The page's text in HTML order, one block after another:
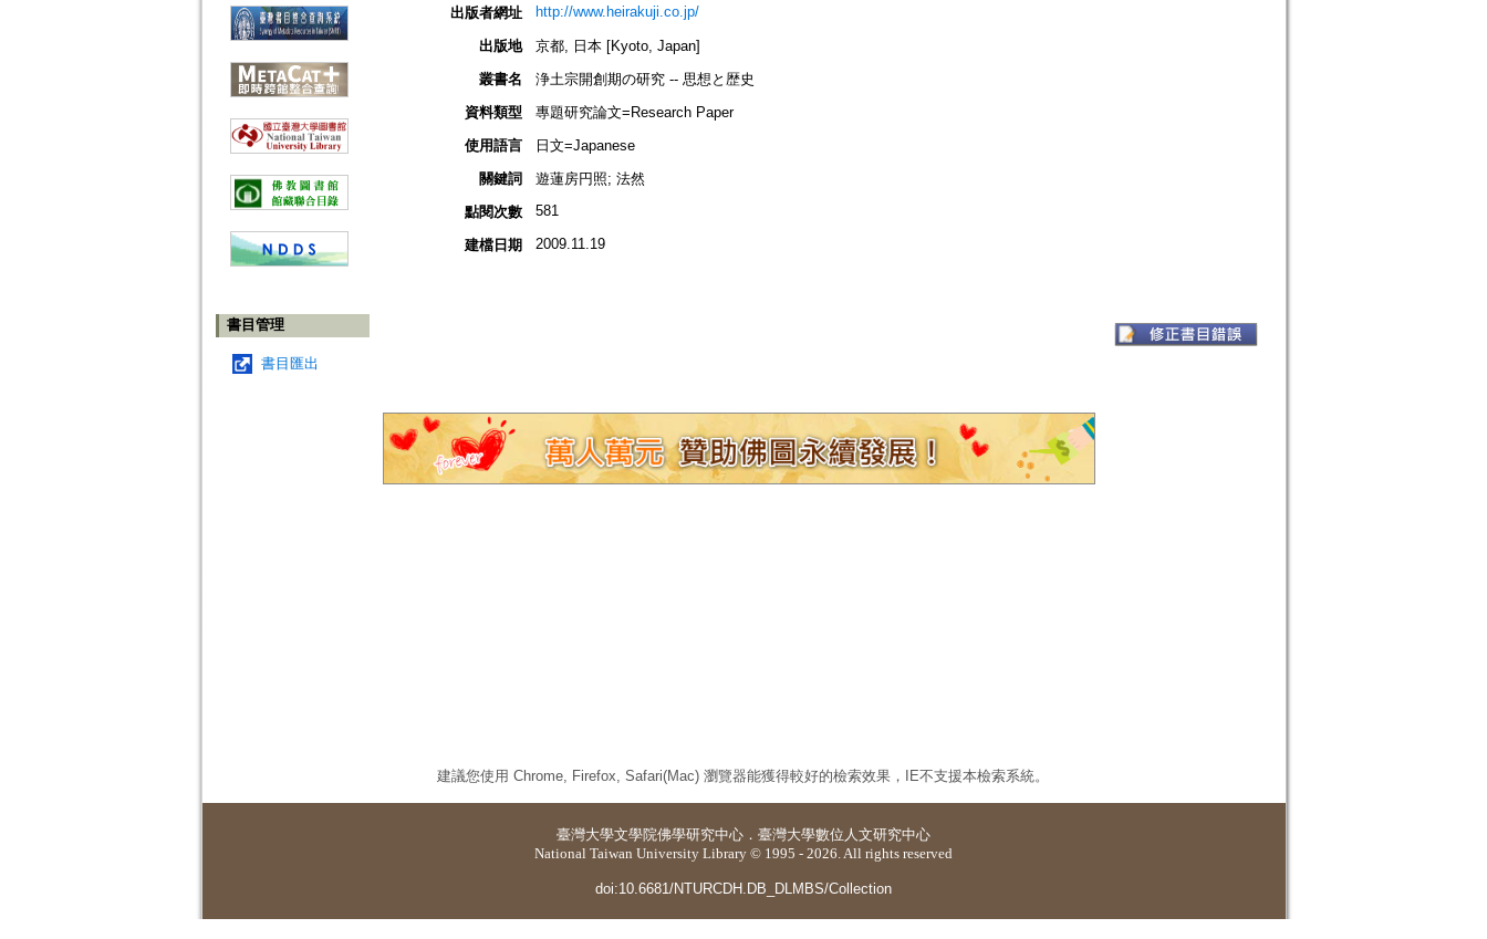
書目管理
書目匯出
出版者網址
http://www.heirakuji.co.jp/
出版地
京都, 日本 [Kyoto, Japan]
叢書名
浄土宗開創期の研究 -- 思想と歴史
資料類型
專題研究論文=Research Paper
使用語言
日文=Japanese
關鍵詞
遊蓮房円照; 法然
點閱次數
581
建檔日期 2009.11.19
建議您使用 Chrome, Firefox, Safari(Mac) 瀏覽器能獲得較好的檢索效果，IE不支援本檢索系統。
臺灣大學文學院佛學研究中心 ． 臺灣大學數位人文研究中心
National Taiwan University Library © 1995 - 2026. All rights reserved
doi:10.6681/NTURCDH.DB_DLMBS/Collection